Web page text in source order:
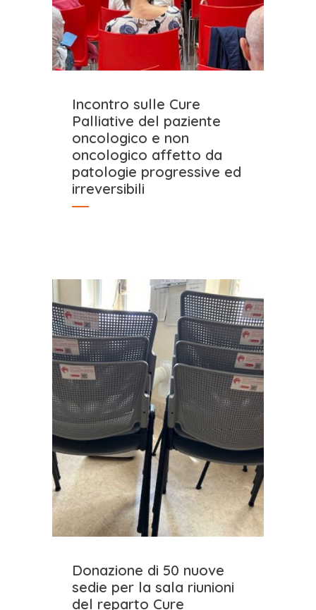
Incontro sulle Cure
Palliative del paziente
oncologico e non
oncologico affetto da
patologie progressive ed
irreversibili
Donazione di 50 nuove
sedie per la sala riunioni
del reparto Cure